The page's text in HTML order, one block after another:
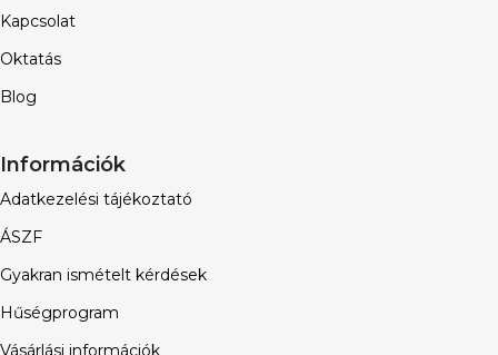
Kapcsolat
Oktatás
Blog
Információk
Adatkezelési tájékoztató
ÁSZF
Gyakran ismételt kérdések
Hűségprogram
Vásárlási információk